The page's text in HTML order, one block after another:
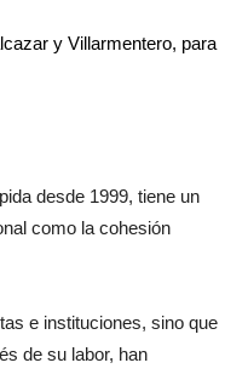
y Villarmentero, para
desde 1999, tiene un
como la cohesión
e instituciones, sino que
de su labor, han